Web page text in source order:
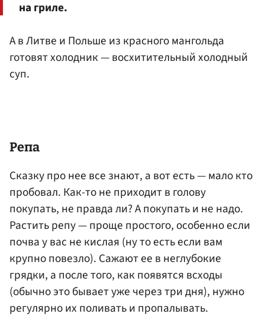
на гриле.
А в Литве и Польше из красного мангольда
готовят холодник — восхитительный холодный
суп.
Репа
Сказку про нее все знают, а вот есть — мало кто
пробовал. Как-то не приходит в голову
покупать, не правда ли? А покупать и не надо.
Растить репу — проще простого, особенно если
почва у вас не кислая (ну то есть если вам
крупно повезло). Сажают ее в неглубокие
грядки, а после того, как появятся всходы
(обычно это бывает уже через три дня), нужно
регулярно их поливать и пропалывать.